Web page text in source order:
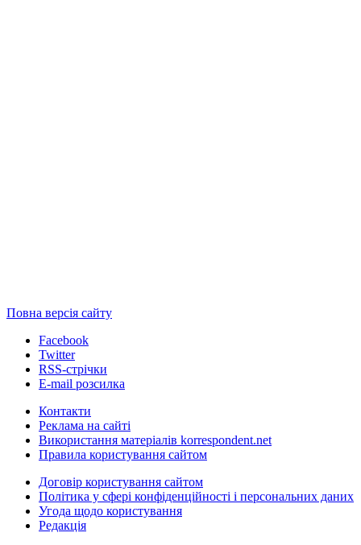
Повна версія сайту
Facebook
Twitter
RSS-стрічки
E-mail розсилка
Контакти
Реклама на сайті
Використання матеріалів korrespondent.net
Правила користування сайтом
Договір користування сайтом
Політика у сфері конфіденційності і персональних даних
Угода щодо користування
Редакція